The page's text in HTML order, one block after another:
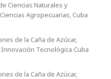
Ciencias Naturales y
Agropecuarias, Cuba
de la Caña de Azúcar,
Tecnológica Cuba
de la Caña de Azúcar,